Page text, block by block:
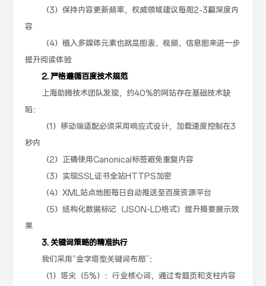
（3）保持内容更新频率，权威领域建议每周2-3篇深度内
容
（4）植入多媒体元素也就是图表、视频、信息图来进一步
提升阅读体验
2. 严格遵循百度技术规范
上海助腾技术团队发现，约40%的网站存在基础技术缺
陷：
（1）移动端适配必须采用响应式设计，加载速度控制在3
秒内
（2）正确使用Canonical标签避免重复内容
（3）实现SSL证书全站HTTPS加密
（4）XML站点地图每日自动推送至百度资源平台
（5）结构化数据标记（JSON-LD格式）提升摘要展示效
果
3. 关键词策略的精准执行
我们采用“金字塔型关键词布局”：
（1）塔尖（5%）：行业核心词，通过专题页和支柱内容